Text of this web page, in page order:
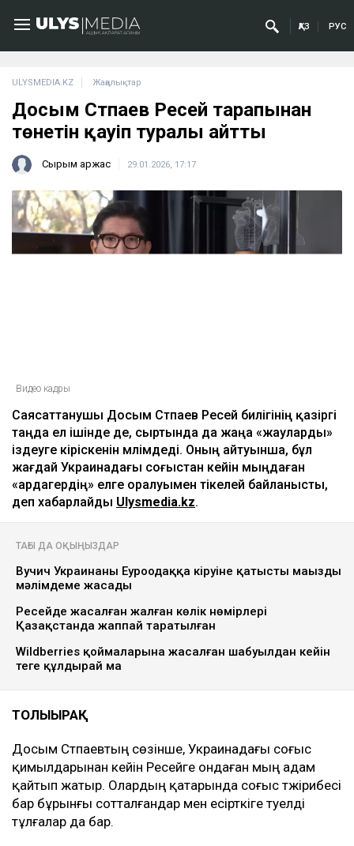
ҚАЗ РУС
ULYSMEDIA.KZ Жаңалықтар
Досым Сәтпаев Ресей тарапынан
төнетін қауіп туралы айтты
Сырым Қаржас 29.01.2026, 17:17
Видео кадры
Саясаттанушы Досым Сәтпаев Ресей билігінің қазіргі
таңда ел ішінде де, сыртында да жаңа «жауларды»
іздеуге кіріскенін мәлімдеді. Оның айтуынша, бұл
жағдай Украинадағы соғыстан кейін мыңдаған
«ардагердің» елге оралуымен тікелей байланысты,
деп хабарлайды Ulysmedia.kz.
ТАҒЫ ДА ОҚЫҢЫЗДАР
Вучич Украинаның Еуроодаққа кіруіне қатысты маңызды
мәлімдеме жасады
Ресейде жасалған жалған көлік нөмірлері
Қазақстанда жаппай таратылған
Wildberries қоймаларына жасалған шабуылдан кейін
теңге құлдырай ма
ТОЛЫҒЫРАҚ
Досым Сәтпаевтың сөзінше, Украинадағы соғыс
қимылдарынан кейін Ресейге ондаған мың адам
қайтып жатыр. Олардың қатарында соғыс тәжірибесі
бар бұрынғы сотталғандар мен есірткіге тәуелді
тұлғалар да бар.